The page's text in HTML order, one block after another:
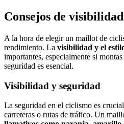
Consejos de
A la hora de elegir un maillot de
rendimiento. La visibilidad y el
importantes, especialmente si
seguridad es esencial.
Visibilidad y seguridad
La seguridad en el ciclismo es
carreteras o rutas de tráfico. Un